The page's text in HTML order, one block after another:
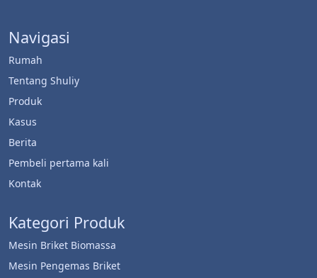
Navigasi
Rumah
Tentang Shuliy
Produk
Kasus
Berita
Pembeli pertama kali
Kontak
Kategori Produk
Mesin Briket Biomassa
Mesin Pengemas Briket